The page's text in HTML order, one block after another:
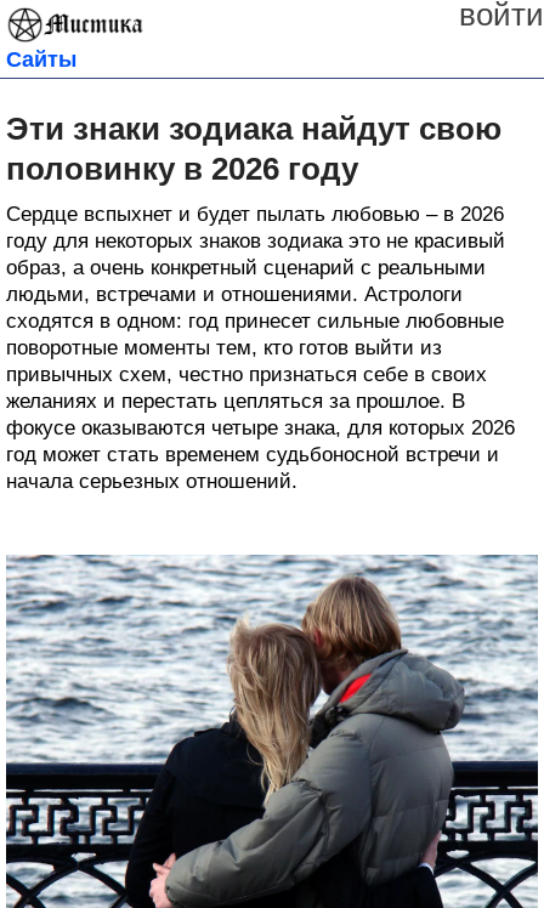
войти
Сайты
Эти знаки зодиака найдут свою
половинку в 2026 году
Сердце вспыхнет и будет пылать любовью – в 2026
году для некоторых знаков зодиака это не красивый
образ, а очень конкретный сценарий с реальными
людьми, встречами и отношениями. Астрологи
сходятся в одном: год принесет сильные любовные
поворотные моменты тем, кто готов выйти из
привычных схем, честно признаться себе в своих
желаниях и перестать цепляться за прошлое. В
фокусе оказываются четыре знака, для которых 2026
год может стать временем судьбоносной встречи и
начала серьезных отношений.